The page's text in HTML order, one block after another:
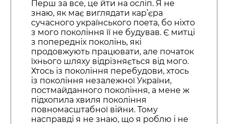
Перш за все, це йти на осліп. Я не
знаю, як має виглядати кар’єра
сучасного українського поета, бо ніхто
з мого покоління її не будував. Є митці
з попередніх поколінь, які
продовжують працювати, але початок
їхнього шляху відрізняється від мого.
Хтось із покоління перебудови, хтось
із покоління незалежної України,
постмайданного покоління, а мене ж
підхопила хвиля покоління
повномасштабної війни. Тому
насправді я не знаю, що я роблю і не